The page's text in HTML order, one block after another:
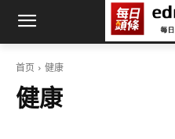
首页 健康
健康